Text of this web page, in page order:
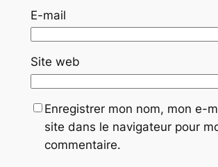
E-mail
Site web
Enregistrer mon nom, mon e-
site dans le navigateur pour
commentaire.